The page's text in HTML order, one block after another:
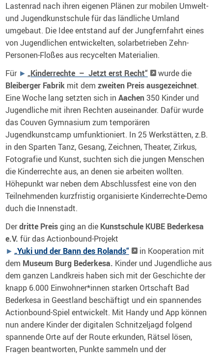
Lastenrad nach ihren eigenen Plänen zur mobilen Umwelt-
und Jugendkunstschule für das ländliche Umland
umgebaut. Die Idee entstand auf der Jungfernfahrt eines
von Jugendlichen entwickelten, solarbetrieben Zehn-
Personen-Floßes aus recycelten Materialien.
Für
„Kinderrechte – Jetzt erst Recht“
wurde die
Bleiberger Fabrik mit demzweiten Preis ausgezeichnet.
Eine Woche lang setzten sich inAachen 350 Kinder und
Jugendliche mit ihren Rechten auseinander. Dafür wurde
das Couven Gymnasium zum temporären
Jugendkunstcamp umfunktioniert. In 25 Werkstätten, z.B.
in den Sparten Tanz, Gesang, Zeichnen, Theater, Zirkus,
Fotografie und Kunst, suchten sich die jungen Menschen
die Kinderrechte aus, an denen sie arbeiten wollten.
Höhepunkt war neben dem Abschlussfest eine von den
Teilnehmenden kurzfristig organisierte Kinderrechte-Demo
duch die Innenstadt.
Derdritte Preisging an die Kunstschule KUBE Bederkesa
e.V.für das Actionbound-Projekt
„Yuki und der Bann des Rolands“
in Kooperation mit
dem Museum Burg Bederkesa. Kinder und Jugendliche aus
dem ganzen Landkreis haben sich mit der Geschichte der
knapp 6.000 Einwohner*innen starken Ortschaft Bad
Bederkesa in Geestland beschäftigt und ein spannendes
Actionbound-Spiel entwickelt. Mit Handy und App können
nun andere Kinder der digitalen Schnitzeljagd folgend
spannende Orte auf der Route erkunden, Rätsel lösen,
Fragen beantworten, Punkte sammeln und der